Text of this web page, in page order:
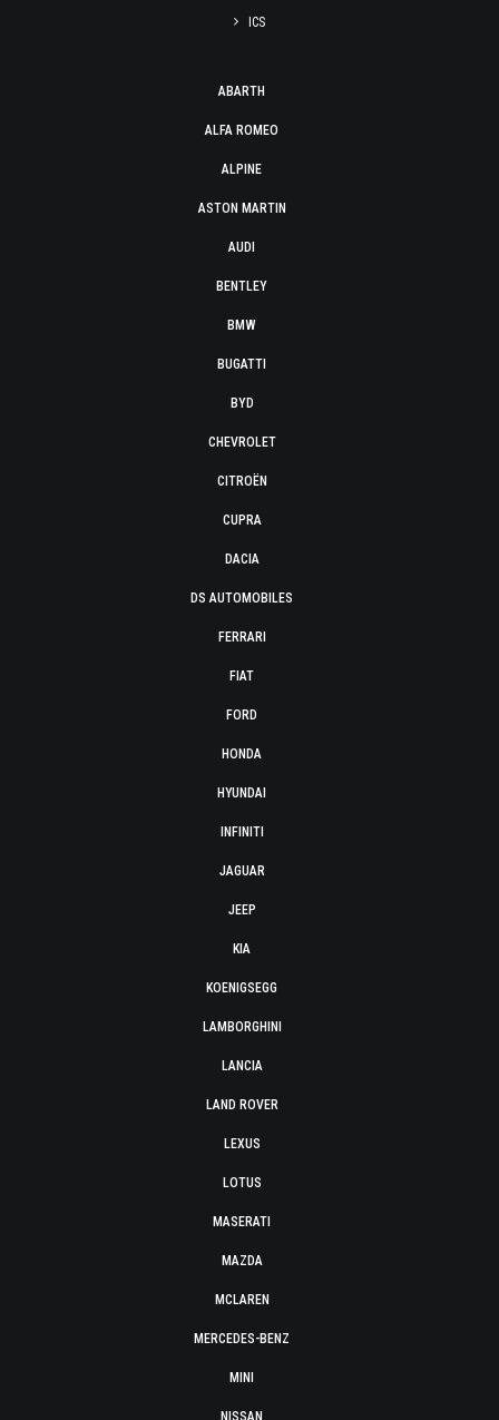
ICS
ABARTH
ALFA ROMEO
ALPINE
ASTON MARTIN
AUDI
BENTLEY
BMW
BUGATTI
BYD
CHEVROLET
CITROËN
CUPRA
DACIA
DS AUTOMOBILES
FERRARI
FIAT
FORD
HONDA
HYUNDAI
INFINITI
JAGUAR
JEEP
KIA
KOENIGSEGG
LAMBORGHINI
LANCIA
LAND ROVER
LEXUS
LOTUS
MASERATI
MAZDA
MCLAREN
MERCEDES-BENZ
MINI
NISSAN